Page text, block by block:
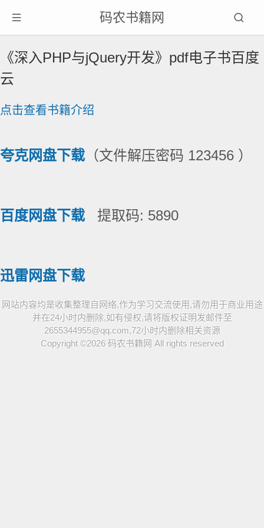
码农书籍网
《深入PHP与jQuery开发》pdf电子书百度
云
点击查看书籍介绍
夸克网盘下载 （文件解压密码 123456 ）
百度网盘下载 提取码: 5890
迅雷网盘下载
网站内容均是收集整理自网络,作为学习交流使用,请勿用于商业用途
并在24小时内删除,如有侵权,请将版权证明发邮件至
2655344955@qq.com,72小时内删除相关资源
Copyright ©2026 码农书籍网 All rights reserved